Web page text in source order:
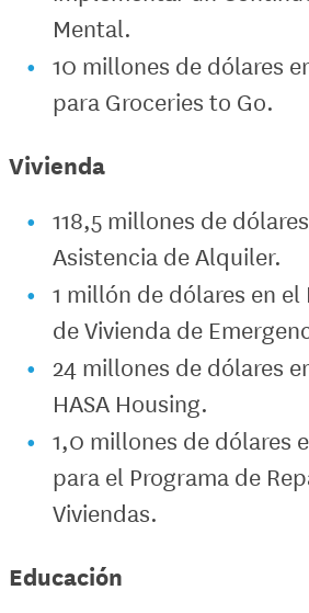
Mental.
10 millones de dólares
para Groceries to Go.
Vivienda
118,5 millones de
Asistencia de Alquiler.
1 millón de dólares en el
de Vivienda de
24 millones de dólares
HASA Housing.
1,0 millones de dólares
para el Programa de
Viviendas.
Educación